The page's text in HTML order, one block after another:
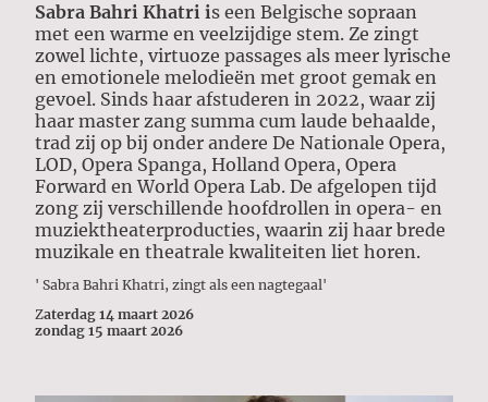
Sabra Bahri Khatri is een Belgische sopraan
met een warme en veelzijdige stem. Ze zingt
zowel lichte, virtuoze passages als meer lyrische
en emotionele melodieën met groot gemak en
gevoel. Sinds haar afstuderen in 2022, waar zij
haar master zang summa cum laude behaalde,
trad zij op bij onder andere De Nationale Opera,
LOD, Opera Spanga, Holland Opera, Opera
Forward en World Opera Lab. De afgelopen tijd
zong zij verschillende hoofdrollen in opera- en
muziektheaterproducties, waarin zij haar brede
muzikale en theatrale kwaliteiten liet horen.
' Sabra Bahri Khatri, zingt als een nagtegaal'
Zaterdag 14 maart 2026
zondag 15 maart 2026